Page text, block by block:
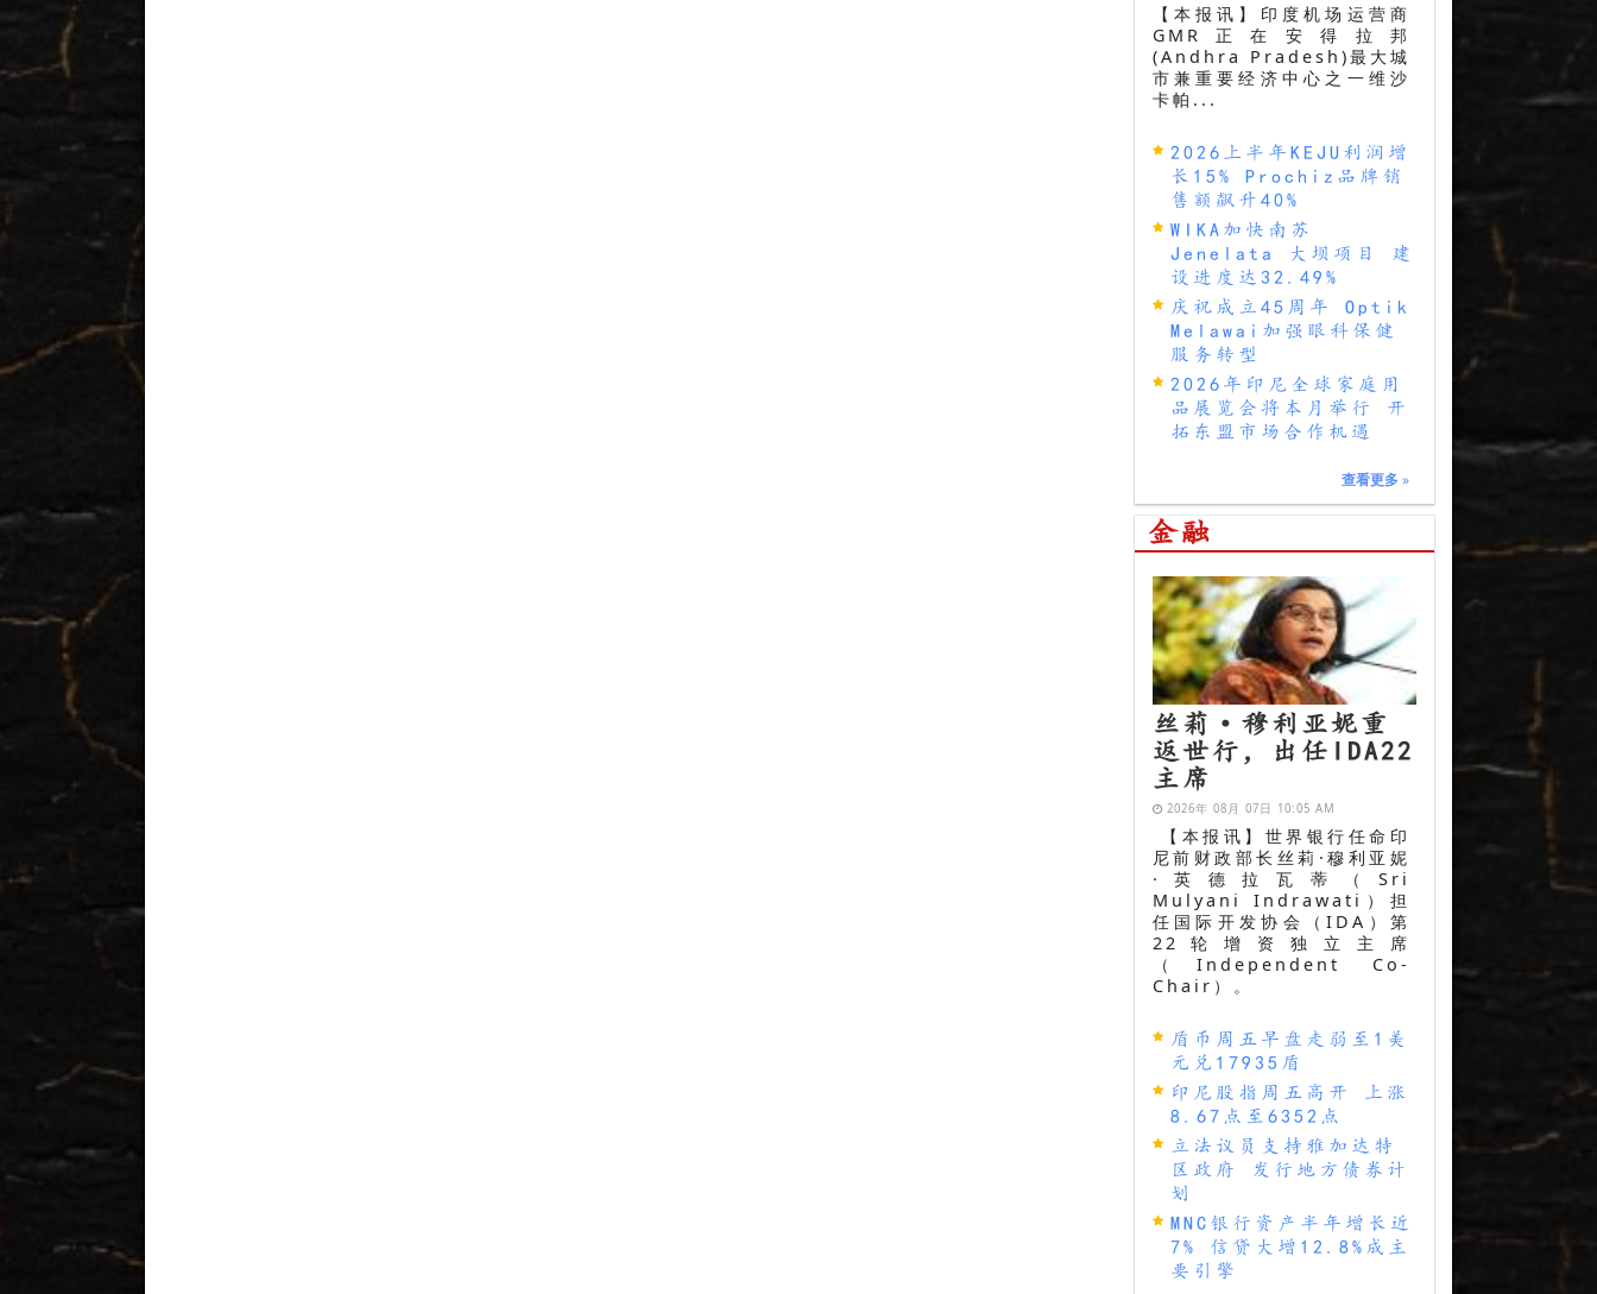
【本报讯】印度机场运营商
GMR正在安得拉邦
(Andhra Pradesh)最大城
市兼重要经济中心之一维沙
卡帕...
2026上半年KEJU利润增
长15% Prochiz品牌销
售额飙升40%
WIKA加快南苏
Jenelata 大坝项目 建
设进度达32.49%
庆祝成立45周年 Optik
Melawai加强眼科保健
服务转型
2026年印尼全球家庭用
品展览会将本月举行 开
拓东盟市场合作机遇
查看更多 »
金融
丝莉·穆利亚妮重
返世行，出任IDA22
主席
2026年 08月 07日 10:05 AM
【本报讯】世界银行任命印
尼前财政部长丝莉·穆利亚妮
·英德拉瓦蒂（Sri
Mulyani Indrawati）担
任国际开发协会（IDA）第
22轮增资独立主席
（Independent Co-
Chair）。
盾币周五早盘走弱至1美
元兑17935盾
印尼股指周五高开 上涨
8.67点至6352点
立法议员支持雅加达特
区政府 发行地方债券计
划
MNC银行资产半年增长近
7% 信贷大增12.8%成主
要引擎